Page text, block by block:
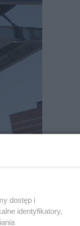
dostęp i
identyfikatory,